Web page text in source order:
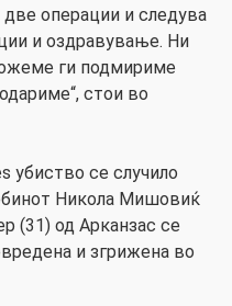
операции и следува
и оздравување. Ни
ги подмириме
стои во
убиство се случило
Никола Мишовиќ
(31) од Арканзас се
и згрижена во